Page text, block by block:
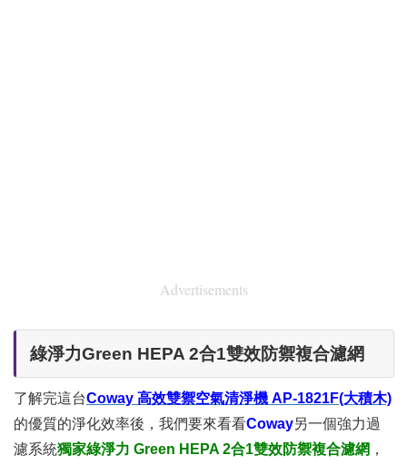
Advertisements
綠淨力Green HEPA 2合1雙效防禦複合濾網
了解完這台Coway 高效雙禦空氣清淨機 AP-1821F(大積木)
的優質的淨化效率後，我們要來看看Coway另一個強力過
濾系統獨家綠淨力 Green HEPA 2合1雙效防禦複合濾網 ，